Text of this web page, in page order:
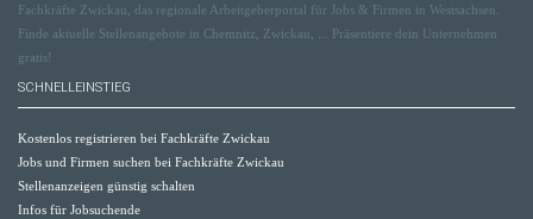
Fachkräfte Zwickau, das regionale Arbeitgeberportal für Jobs & Firmen in Westsachsen.
Finde aktuelle Stellenangebote in Chemnitz, Zwickau, ... Präsentiere dein Unternehmen
gratis!
SCHNELLEINSTIEG
Kostenlos registrieren bei Fachkräfte Zwickau
Jobs und Firmen suchen bei Fachkräfte Zwickau
Stellenanzeigen günstig schalten
Infos für Jobsuchende